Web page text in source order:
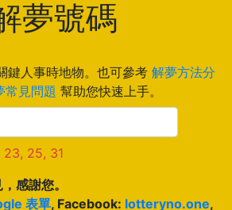
夢號碼
鍵人事時地物。也可參考 解夢方法分
常見問題 幫助您快速上手。
23, 25, 31
感謝您。
表單, Facebook: lotteryno.one,